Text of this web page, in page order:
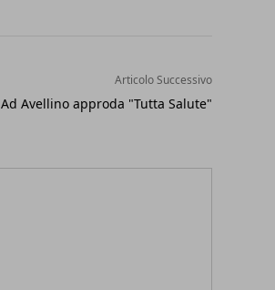
Articolo Successivo
Ad Avellino approda "Tutta Salute"